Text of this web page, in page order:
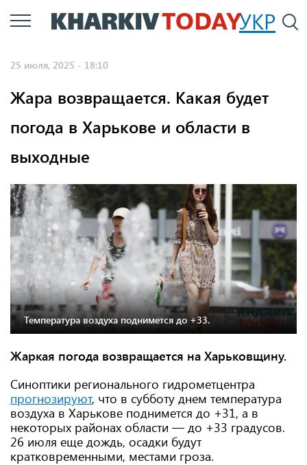
Перейти
к
УКР
25 июля, 2025 - 18:10
Жара возвращается. Какая будет
погода в Харькове и области в
выходные
Температура воздуха поднимется до +33.
Жаркая погода возвращается на Харьковщину.
Синоптики регионального гидрометцентра
прогнозируют, что в субботу днем температура
воздуха в Харькове поднимется до +31, а в
некоторых районах области — до +33 градусов.
26 июля еще дождь, осадки будут
кратковременными, местами гроза.